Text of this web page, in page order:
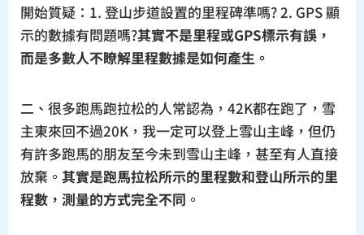
開始質疑：1. 登山步道設置的里程碑準嗎? 2. GPS 顯
示的數據有問題嗎?其實不是里程或GPS標示有誤，
而是多數人不瞭解里程數據是如何產生。
二、很多跑馬跑拉松的人常認為，42K都在跑了，雪
主東來回不過20K，我一定可以登上雪山主峰，但仍
有許多跑馬的朋友至今未到雪山主峰，甚至有人直接
放棄。 其實是跑馬拉松所示的里程數和登山所示的里
程數，測量的方式完全不同 。